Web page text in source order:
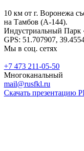
10 км от г. Воронежа
на Тамбов (А-144).
Индустриальный
GPS: 51.707907,
Мы в соц. сетях
+7 473 211-05-50
Многоканальный
mail@rusfkl.ru
Скачать презентацию